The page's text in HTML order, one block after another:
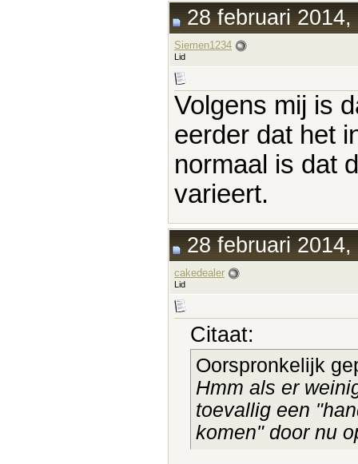
28 februari 2014,
Siemen1234
Lid
Volgens mij is
eerder dat het
normaal is dat
varieert.
28 februari 2014,
cakedealer
Lid
Citaat:
Oorspronkelijk
Hmm als er
toevallig een
komen" door nu